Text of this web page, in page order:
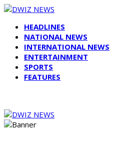
HEADLINES
NATIONAL NEWS
INTERNATIONAL NEWS
ENTERTAINMENT
SPORTS
FEATURES